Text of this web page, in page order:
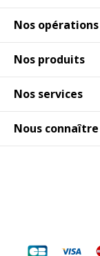
Nos opérations
Nos produits
Nos services
Nous connaître